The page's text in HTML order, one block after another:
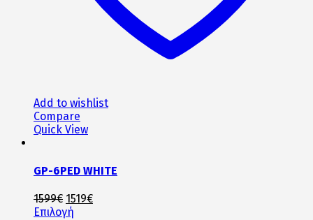
Add to wishlist
Compare
Quick View
GP-6PED WHITE
1599€ Original
price
1519€Η
Επιλογή